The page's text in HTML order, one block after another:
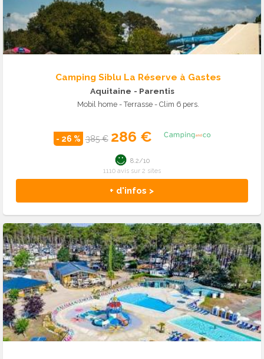
Camping Siblu La Réserve à Gastes
Aquitaine - Parentis
Mobil home - Terrasse - Clim 6 pers.
- 26 % 385 € 286 €
+ d'infos >
8.2/10
1110 avis sur 2 sites